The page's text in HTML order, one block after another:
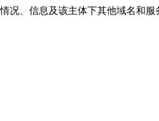
况、信息及该主体下其他域名和服